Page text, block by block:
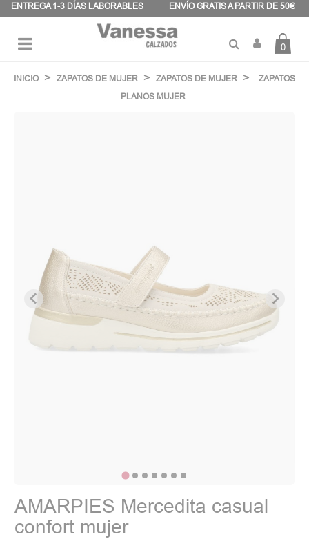
ENTREGA 1-3 DÍAS LABORABLES ENVÍO GRATIS A PARTIR DE 50€
de
palanca
0
INICIO ZAPATOS DE MUJER ZAPATOS DE MUJER
ZAPATOS
PLANOS MUJER
AMARPIES Mercedita casual
confort mujer
Panel de gestión de cookies